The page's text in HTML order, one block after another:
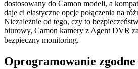
dostosowany do Camon modeli, a
daje ci elastyczne opcje połączenia na
Niezależnie od tego, czy to
biurowy, Camon kamery z Agent DVR
bezpieczny monitoring.
Oprogramowanie